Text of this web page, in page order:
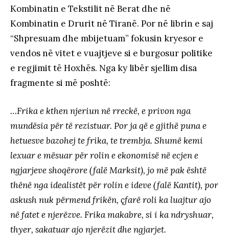
Kombinatin e Tekstilit në Berat dhe në
Kombinatin e Drurit në Tiranë. Por në librin e saj
“Shpresuam dhe mbijetuam” fokusin kryesor e
vendos në vitet e vuajtjeve si e burgosur politike
e regjimit të Hoxhës. Nga ky libër sjellim disa
fragmente si më poshtë:
…Frika e kthen njeriun në rreckë, e privon nga
mundësia për të rezistuar. Por ja që e gjithë puna e
hetuesve bazohej te frika, te trembja. Shumë kemi
lexuar e mësuar për rolin e ekonomisë në ecjen e
ngjarjeve shoqërore (falë Marksit), jo më pak është
thënë nga idealistët për rolin e ideve (falë Kantit), por
askush nuk përmend frikën, çfarë roli ka luajtur ajo
në fatet e njerëzve. Frika makabre, si i ka ndryshuar,
thyer, sakatuar ajo njerëzit dhe ngjarjet.